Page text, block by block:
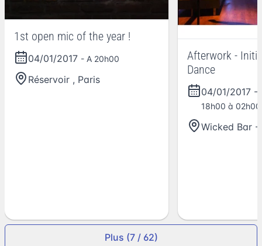
1st open mic of the year !
04/01/2017 - A 20h00
Réservoir , Paris
Afterwork -
Dance
04/01/2017 -
18h00 à 02h00
Wicked Bar -
Plus (7 / 62)